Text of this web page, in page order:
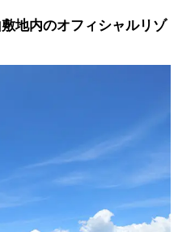
地内のオフィシャルリゾ